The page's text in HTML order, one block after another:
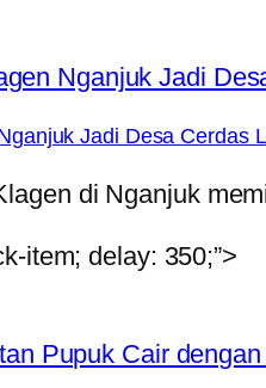
Jadi Desa Cerdas
di Nganjuk
item; delay: 350;”>